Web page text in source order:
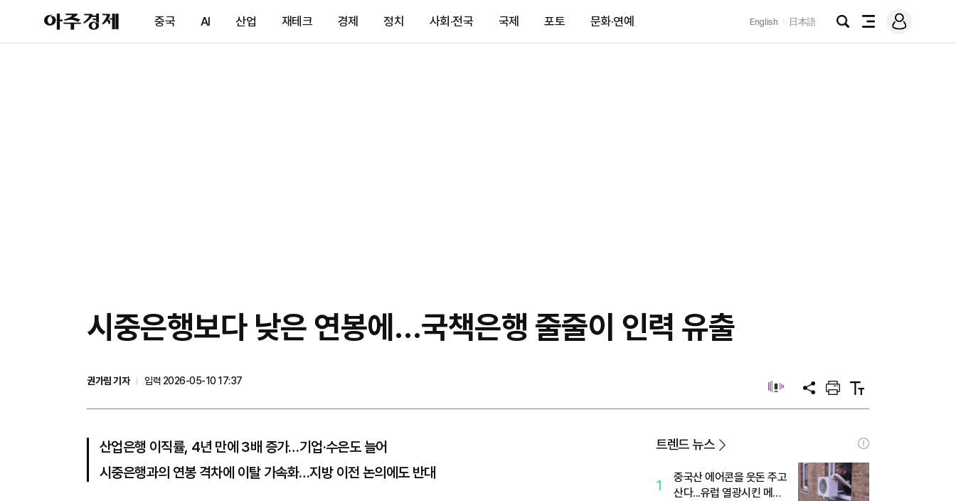
아
주
제
중국 AI 산업 재테크 경제 정치 사회·전국 국제 포토 문화·연예 English 日本語
검
전
메
그
시중은행보다 낮은 연봉에…국책은행 줄줄이 인력 유출
권가림 기자
입력 2026-05-10 17:37
공
프
트
텍
트
산업은행 이직률, 4년 만에 3배 증가…기업·수은도 늘어
시중은행과의 연봉 격차에 이탈 가속화…지방 이전 논의에도 반대
트렌드 뉴스
1
중국산 에어콘을 웃돈 주고
산다...유럽 열광시킨 메이